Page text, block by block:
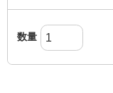
数量